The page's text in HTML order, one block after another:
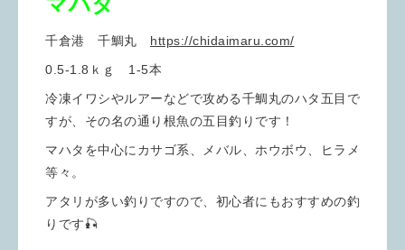
千倉港 千鯛丸 https://chidaimaru.com/
0.5-1.8ｋｇ 1-5本
冷凍イワシやルアーなどで攻める千鯛丸のハタ五目で
すが、その名の通り根魚の五目釣りです！
マハタを中心にカサゴ系、メバル、ホウボウ、ヒラメ
等々。
アタリが多い釣りですので、初心者にもおすすめの釣
りです🎣